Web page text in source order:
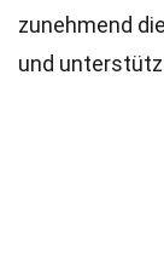
zunehmend
und